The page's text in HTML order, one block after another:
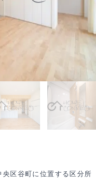
区谷町に位置する区分所